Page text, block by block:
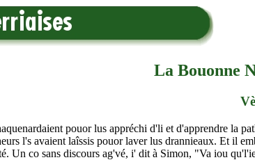
La Bouonne
pouor lus appréchi d'li et d'apprendre la
l's avaient laîssis pouor laver lus drannieaux. Et il
Un co sans discours ag'vé, i' dit à Simon, "Va iou